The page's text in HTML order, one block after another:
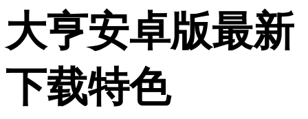
大亨安卓版最新
下载特色